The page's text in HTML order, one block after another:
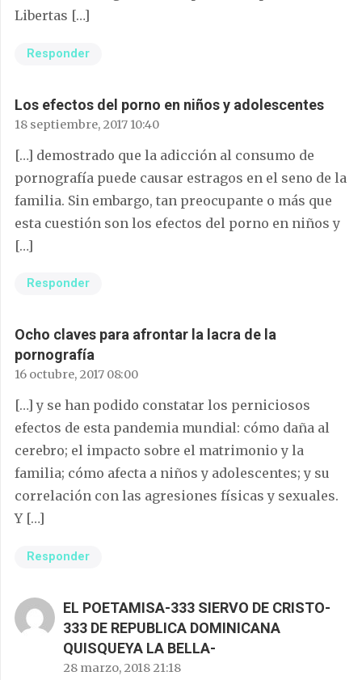
Libertas […]
Responder
Los efectos del porno en niños y adolescentes
18 septiembre, 2017 10:40
[…] demostrado que la adicción al consumo de
pornografía puede causar estragos en el seno de la
familia. Sin embargo, tan preocupante o más que
esta cuestión son los efectos del porno en niños y
[…]
Responder
Ocho claves para afrontar la lacra de la
pornografía
16 octubre, 2017 08:00
[…] y se han podido constatar los perniciosos
efectos de esta pandemia mundial: cómo daña al
cerebro; el impacto sobre el matrimonio y la
familia; cómo afecta a niños y adolescentes; y su
correlación con las agresiones físicas y sexuales.
Y […]
Responder
EL POETAMISA-333 SIERVO DE CRISTO-
333 DE REPUBLICA DOMINICANA
QUISQUEYA LA BELLA-
28 marzo, 2018 21:18